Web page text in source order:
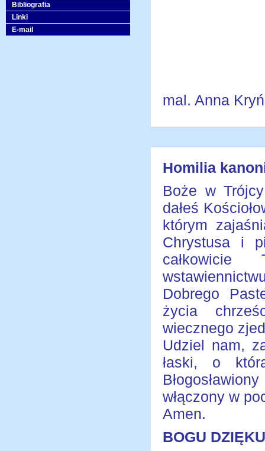
mal. Anna
Homilia
Boże w
dałeś
którym
Chrystusa i
całkowicie
Dobrego
życia
wiecznego
Udziel nam,
łaski, o
włączony w
Amen.
BOGU
Bibliografia
Linki
E-mail